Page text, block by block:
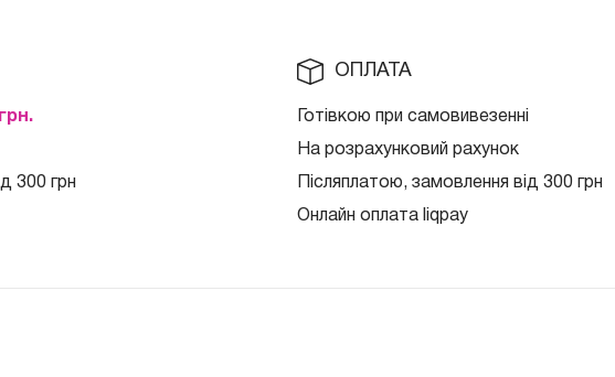
300 грн
ОПЛАТА
Готівкою при самовивезенні
На розрахунковий рахунок
Післяплатою, замовлення від 300 грн
Онлайн оплата liqpay